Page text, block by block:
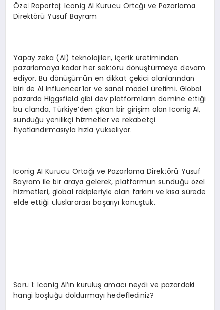
Özel Röportaj: Iconig AI Kurucu Ortağı ve Pazarlama
Direktörü Yusuf Bayram
Yapay zeka (AI) teknolojileri, içerik üretiminden
pazarlamaya kadar her sektörü dönüştürmeye devam
ediyor. Bu dönüşümün en dikkat çekici alanlarından
biri de AI Influencer’lar ve sanal model üretimi. Global
pazarda Higgsfield gibi dev platformların domine ettiği
bu alanda, Türkiye’den çıkan bir girişim olan Iconig AI,
sunduğu yenilikçi hizmetler ve rekabetçi
fiyatlandırmasıyla hızla yükseliyor.
Iconig AI Kurucu Ortağı ve Pazarlama Direktörü Yusuf
Bayram ile bir araya gelerek, platformun sunduğu özel
hizmetleri, global rakipleriyle olan farkını ve kısa sürede
elde ettiği uluslararası başarıyı konuştuk.
Soru 1: Iconig AI’ın kuruluş amacı neydi ve pazardaki
hangi boşluğu doldurmayı hedeflediniz?